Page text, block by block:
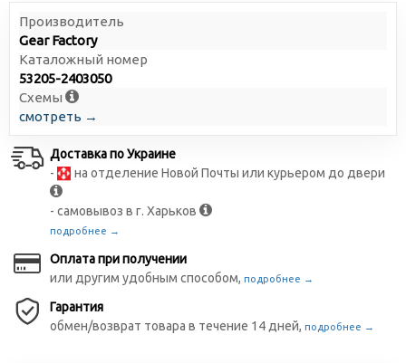
Производитель
Gear Factory
Каталожный номер
53205-2403050
Схемы
смотреть →
Доставка по Украине
-
на отделение Новой Почты или курьером до двери
- самовывоз в г. Харьков
подробнее →
Оплата при получении
или другим удобным способом, подробнее →
Гарантия
обмен/возврат товара в течение 14 дней, подробнее →